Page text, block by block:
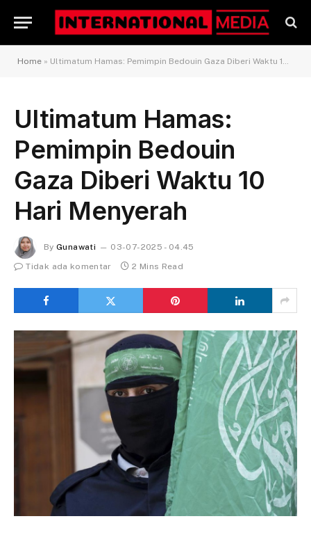
Home » Ultimatum Hamas: Pemimpin Bedouin Gaza Diberi Waktu 10 Hari Menyerah
Ultimatum Hamas:
Pemimpin Bedouin
Gaza Diberi Waktu 10
Hari Menyerah
By Gunawati
03-07-2025 - 04.45
Tidak ada komentar
2 Mins Read